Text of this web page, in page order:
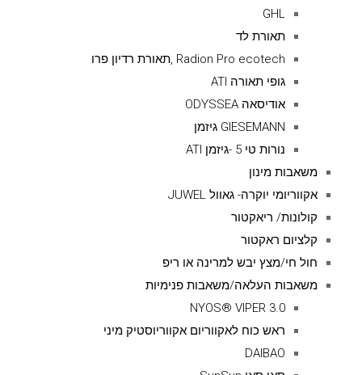
GHL
תאורת לד
Radion Pro ecotech ,תאורת רדיון פרו
גופי תאורה ATI
אודיסאה ODYSSEA
GIESEMANN גיזמן
נורות טי 5 -גיזמן ATI
משאבות מינון
אקווריומי יוקרה- גאוול JUWEL
קולונות/ ריאקטור
קלציום ראקטור
חול חי/מצץ יבש למרינה או ריפ
משאבות העלאה/משאבות פנימיות
NYOS® VIPER 3.0
ראש כוח לאקווריום אקווריוסטיק מיני
DAIBAO